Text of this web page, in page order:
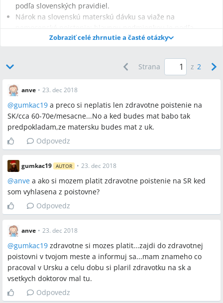
podľa slovenských pravidiel.
Nárok na slovenskú materskú dávku sa viaže na
diskusie mať aspoň 270 dní nemocenského poistenia (NP) za
Najčastejšie otázky
Q:Môžem byť súčasne zdravotne poistená v UK a na
Slovensku?
A:Nie, zdravotné poistenie môže byť len v jednej krajine; ak ste
zamestnanec, odvody na zdravotné poistenie platí
zamestnávateľ v krajine, kde máte pracovný pomer, a
nemôžete si platiť zdravotné poistenie „dvojmo“.
Q:Ak založím živnosť na Slovensku a budem fakturovať do UK,
kde budem platiť zdravotné a sociálne odvody?
A:Ako SZČO (živnostník) budete podľa diskusie zdravotné
poistenie platiť na Slovensku (kde máte trvalý pobyt) a sociálne
poistenie je pre živnostníka dobrovoľné alebo závislé od
príjmu; v diskusii zaznel aj konkrétny režim s povolením A1 pre
dočasné platenie SP v zahraničí.
Q:Dá sa dobrovoľne platiť zdravotné poistenie na Slovensku,
keď mám pracovný pomer v UK?
Podľa diskusie nie — nie je možné platiť zdravotné poistenie
súčasne v dvoch krajinách EU; poistenie je viazané na krajinu,
Zobraziť celé zhrnutie a časté otázky
Strana z 2
anve • 23. dec 2018
@gumkac19 a preco si neplatis len zdravotne poistenie na
SK/cca 60-70e/mesacne...No a ked budes mat babo tak
predpokladam,ze matersku budes mat z uk.
Odpovedz
gumkac19 AUTOR • 23. dec 2018
@anve a ako si mozem platit zdravotne poistenie na SR ked
som vyhlasena z poistovne?
Odpovedz
anve • 23. dec 2018
@gumkac19 zdravotne si mozes platit...zajdi do zdravotnej
poistovni v tvojom meste a informuj sa...mam znameho co
pracoval v Ursku a celu dobu si plaril zdravotku na sk a
vsetkych doktorov mal tu.
Odpovedz